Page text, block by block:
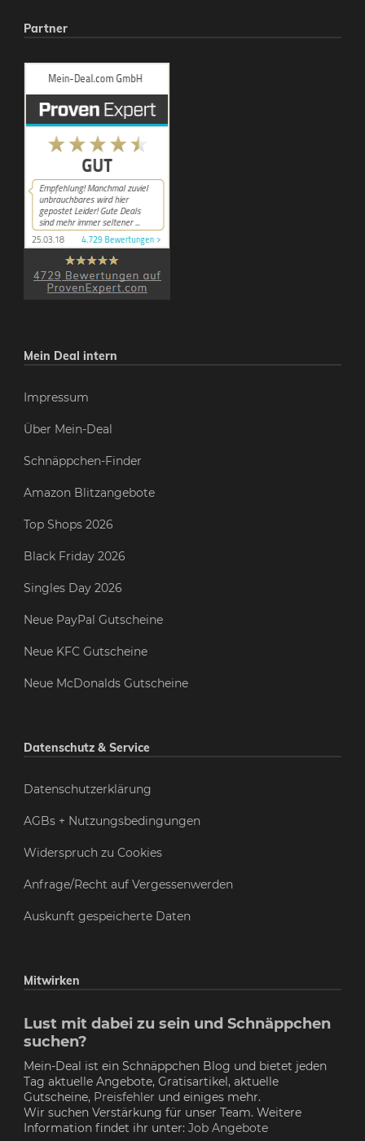
Partner
Mein Deal intern
Impressum
Über Mein-Deal
Schnäppchen-Finder
Amazon Blitzangebote
Top Shops 2026
Black Friday 2026
Singles Day 2026
Neue PayPal Gutscheine
Neue KFC Gutscheine
Neue McDonalds Gutscheine
Datenschutz & Service
Datenschutzerklärung
AGBs + Nutzungsbedingungen
Widerspruch zu Cookies
Anfrage/Recht auf Vergessenwerden
Auskunft gespeicherte Daten
Mitwirken
Lust mit dabei zu sein und Schnäppchen
suchen?
Mein-Deal ist ein Schnäppchen Blog und bietet jeden
Tag aktuelle Angebote, Gratisartikel, aktuelle
Gutscheine, Preisfehler und einiges mehr.
Wir suchen Verstärkung für unser Team. Weitere
Information findet ihr unter: Job Angebote